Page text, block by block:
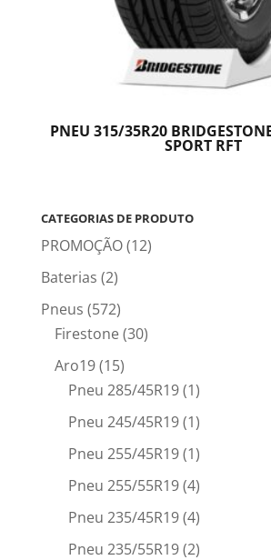
PNEU 315/35R20
SPORT RFT
CATEGORIAS DE PRODUTO
PROMOÇÃO(12)
Baterias (2)
Pneus (572)
Firestone(30)
Aro19(15)
Pneu 285/45R19(1)
Pneu 245/45R19(1)
Pneu 255/45R19(1)
Pneu 255/55R19(4)
Pneu 235/45R19(4)
Pneu 235/55R19(2)